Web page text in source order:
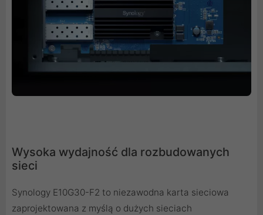
Wysoka wydajność dla rozbudowanych
sieci
Synology E10G30-F2 to niezawodna karta sieciowa
zaprojektowana z myślą o dużych sieciach